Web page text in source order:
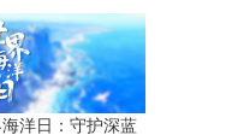
洋日：守护深蓝